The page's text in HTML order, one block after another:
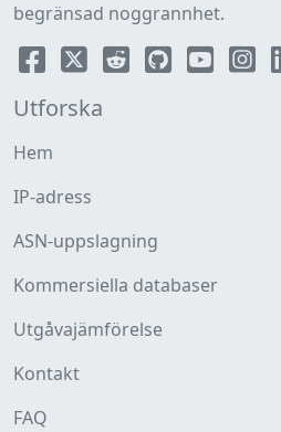
begränsad noggrannhet.
Utforska
Hem
IP-adress
ASN-uppslagning
Kommersiella databaser
Utgåvajämförelse
Kontakt
FAQ